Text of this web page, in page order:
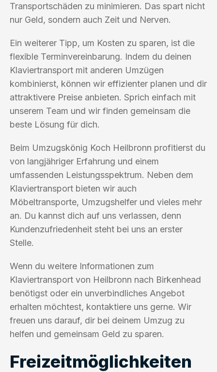
Transportschäden zu minimieren. Das spart nicht
nur Geld, sondern auch Zeit und Nerven.
Ein weiterer Tipp, um Kosten zu sparen, ist die
flexible Terminvereinbarung. Indem du deinen
Klaviertransport mit anderen Umzügen
kombinierst, können wir effizienter planen und dir
attraktivere Preise anbieten. Sprich einfach mit
unserem Team und wir finden gemeinsam die
beste Lösung für dich.
Beim Umzugskönig Koch Heilbronn profitierst du
von langjähriger Erfahrung und einem
umfassenden Leistungsspektrum. Neben dem
Klaviertransport bieten wir auch
Möbeltransporte, Umzugshelfer und vieles mehr
an. Du kannst dich auf uns verlassen, denn
Kundenzufriedenheit steht bei uns an erster
Stelle.
Wenn du weitere Informationen zum
Klaviertransport von Heilbronn nach Birkenhead
benötigst oder ein unverbindliches Angebot
erhalten möchtest, kontaktiere uns gerne. Wir
freuen uns darauf, dir bei deinem Umzug zu
helfen und gemeinsam Geld zu sparen.
Freizeitmöglichkeiten